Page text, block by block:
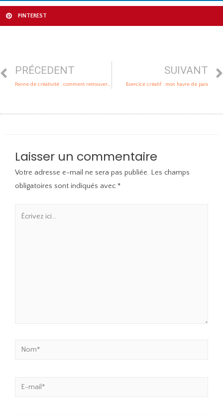
PINTEREST
PRÉCEDENT
Panne de créativité : comment retrouver l’inspiration ?
SUIVANT
Exercice créatif : mon havre de paix
Laisser un commentaire
Votre adresse e-mail ne sera pas publiée. Les champs
obligatoires sont indiqués avec *